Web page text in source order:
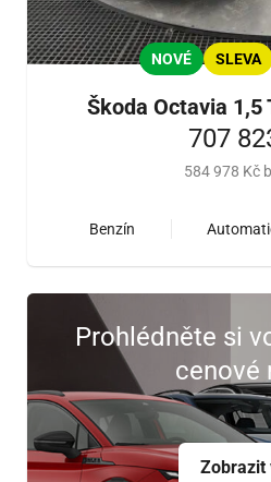
NOVÉ SLEVA
Škoda Octavia 1,5
707
584 978 Kč
Benzín
Prohlédněte si
cenové
Zobrazit